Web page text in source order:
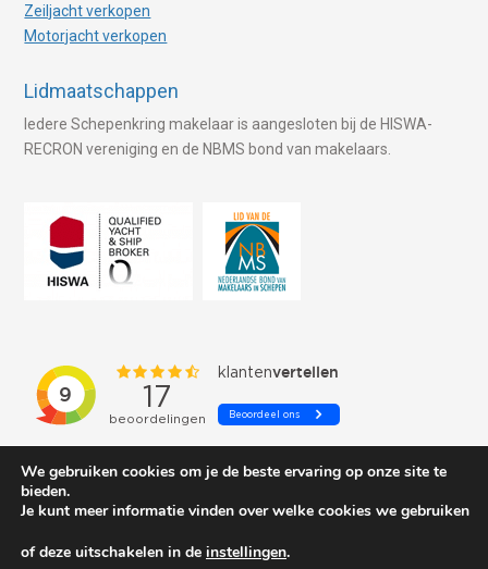
Zeiljacht verkopen
Motorjacht verkopen
Lidmaatschappen
Iedere Schepenkring makelaar is aangesloten bij de HISWA-
RECRON vereniging en de NBMS bond van makelaars.
We gebruiken cookies om je de beste ervaring op onze site te
bieden.
Je kunt meer informatie vinden over welke cookies we gebruiken
of deze uitschakelen in de instellingen.